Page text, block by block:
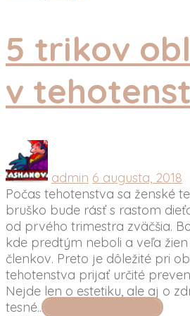
5 trikov
v
admin 6 augusta, 2018
Počas tehotenstva sa ženské
bruško bude rásť s rastom
od prvého trimestra zväčšia.
kde predtým neboli a veľa
členkov. Preto je dôležité pri
tehotenstva prijať určité
Nejde len o estetiku, ale aj o
tesné...Pokračovať v čítaní